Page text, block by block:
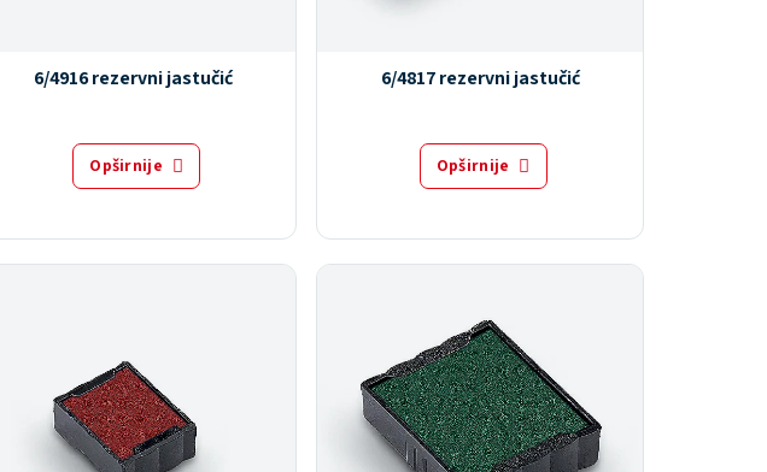
6/4916 rezervni jastučić
Opširnije
6/4817 rezervni jastučić
Opširnije